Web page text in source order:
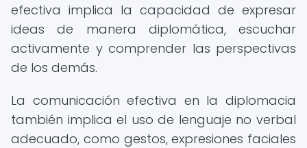
efectiva implica la capacidad de expresar
ideas de manera diplomática, escuchar
activamente y comprender las perspectivas
de los demás.
La comunicación efectiva en la diplomacia
también implica el uso de lenguaje no verbal
adecuado, como gestos, expresiones faciales